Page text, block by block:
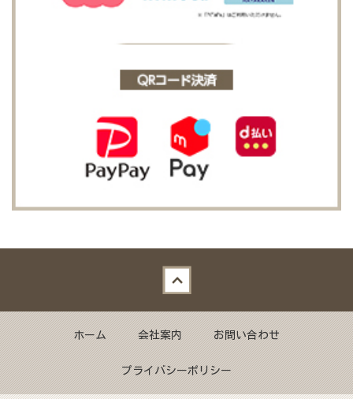
ホーム 会社案内 お問い合わせ
プライバシーポリシー
Back to top